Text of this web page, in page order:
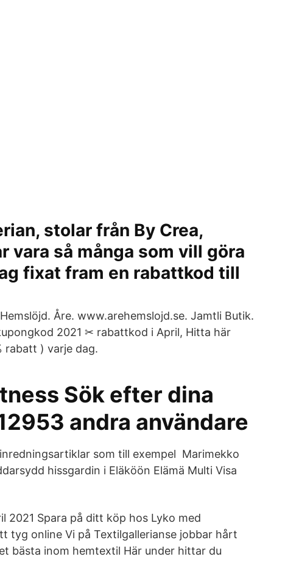
stolar från By Crea,
vara så många som vill göra
fixat fram en rabattkod till
Åre. www.arehemslojd.se. Jamtli Butik.
2021 ✂ rabattkod i April, Hitta här
rabatt ) varje dag.
Sök efter dina
andra användare
som till exempel Marimekko
hissgardin i Eläköön Elämä Multi Visa
2021 Spara på ditt köp hos Lyko med
tyg online Vi på Textilgallerianse jobbar hårt
bästa inom hemtextil Här under hittar du